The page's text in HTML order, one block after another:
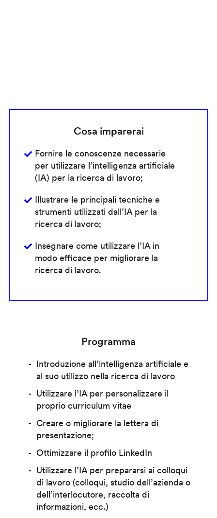
Cosa imparerai
Fornire le conoscenze necessarie
per utilizzare l’intelligenza artificiale
(IA) per la ricerca di lavoro;
Illustrare le principali tecniche e
strumenti utilizzati dall’IA per la
ricerca di lavoro;
Insegnare come utilizzare l’IA in
modo efficace per migliorare la
ricerca di lavoro.
Programma
Introduzione all’intelligenza artificiale e
al suo utilizzo nella ricerca di lavoro
Utilizzare l’IA per personalizzare il
proprio curriculum vitae
Creare o migliorare la lettera di
presentazione;
Ottimizzare il profilo LinkedIn
Utilizzare l’IA per prepararsi ai colloqui
di lavoro (colloqui, studio dell’azienda o
dell’interlocutore, raccolta di
informazioni, ecc.)